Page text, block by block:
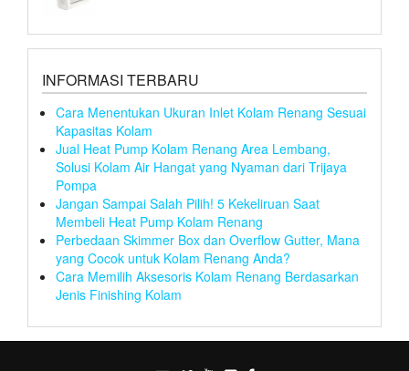
INFORMASI TERBARU
Cara Menentukan Ukuran Inlet Kolam Renang Sesuai
Kapasitas Kolam
Jual Heat Pump Kolam Renang Area Lembang,
Solusi Kolam Air Hangat yang Nyaman dari Trijaya
Pompa
Jangan Sampai Salah Pilih! 5 Kekeliruan Saat
Membeli Heat Pump Kolam Renang
Perbedaan Skimmer Box dan Overflow Gutter, Mana
yang Cocok untuk Kolam Renang Anda?
Cara Memilih Aksesoris Kolam Renang Berdasarkan
Jenis Finishing Kolam